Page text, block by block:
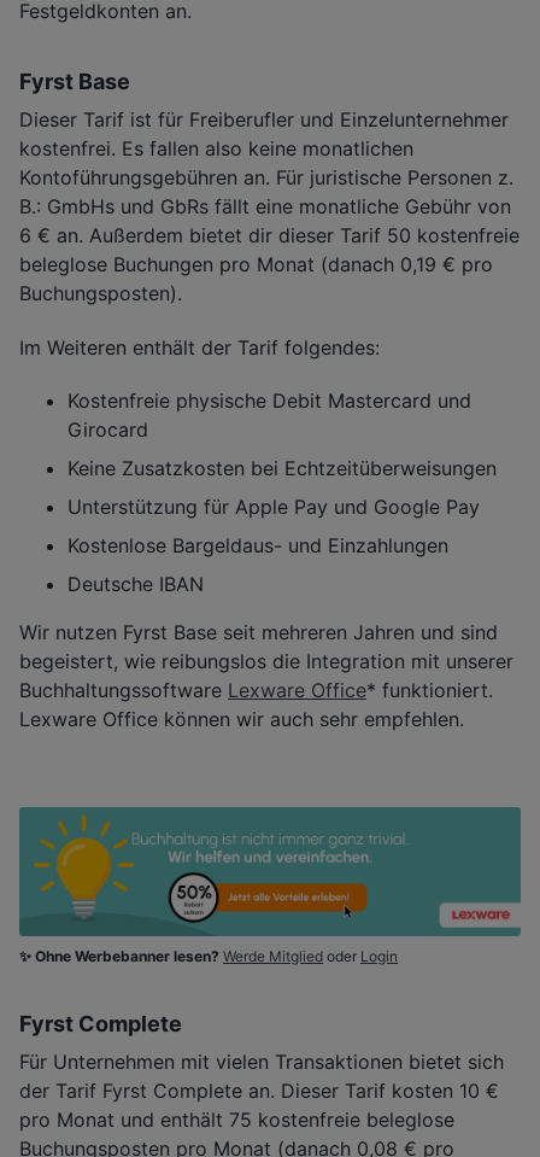
Festgeldkonten an.
Fyrst Base
Dieser Tarif ist für Freiberufler und Einzelunternehmer
kostenfrei. Es fallen also keine monatlichen
Kontoführungsgebühren an. Für juristische Personen z.
B.: GmbHs und GbRs fällt eine monatliche Gebühr von
6 € an. Außerdem bietet dir dieser Tarif 50 kostenfreie
beleglose Buchungen pro Monat (danach 0,19 € pro
Buchungsposten).
Im Weiteren enthält der Tarif folgendes:
Kostenfreie physische Debit Mastercard und
Girocard
Keine Zusatzkosten bei Echtzeitüberweisungen
Unterstützung für Apple Pay und Google Pay
Kostenlose Bargeldaus- und Einzahlungen
Deutsche IBAN
Wir nutzen Fyrst Base seit mehreren Jahren und sind
begeistert, wie reibungslos die Integration mit unserer
Buchhaltungssoftware Lexware Office* funktioniert.
Lexware Office können wir auch sehr empfehlen.
✨ Ohne Werbebanner lesen? Werde Mitglied oder Login
Fyrst Complete
Für Unternehmen mit vielen Transaktionen bietet sich
der Tarif Fyrst Complete an. Dieser Tarif kosten 10 €
pro Monat und enthält 75 kostenfreie beleglose
Buchungsposten pro Monat (danach 0,08 € pro